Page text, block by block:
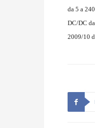
da 5 a
DC/DC
2009/10